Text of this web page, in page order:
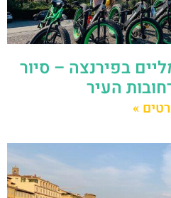
בפירנצה – סיור
העיר
»